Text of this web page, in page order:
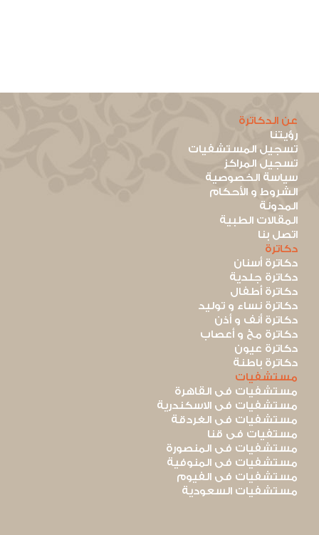
عن الدكاترة
رؤيتنا
تسجيل المستشفيات
تسجيل المراكز
سياسة الخصوصية
الشروط و الأحكام
المدونة
المقالات الطبية
اتصل بنا
دكاترة
دكاترة أسنان
دكاترة جلدية
دكاترة أطفال
دكاترة نساء و توليد
دكاترة أنف و أذن
دكاترة مخ و أعصاب
دكاترة عيون
دكاترة باطنة
مستشفيات
مستشفيات فى القاهرة
مستشفيات فى الاسكندرية
مستشفيات فى الغردقة
مستفيات فى قنا
مستشفيات فى المنصورة
مستشفيات فى المنوفية
مستشفيات فى الفيوم
مستشفيات السعودية